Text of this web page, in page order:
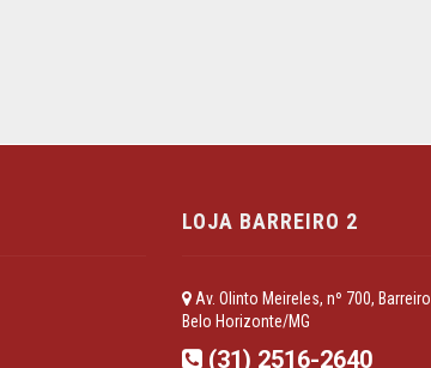
LOJA BARREIRO 2
Av. Olinto Meireles, nº 700, Barreiro
Belo Horizonte/MG
(31) 2516-2640